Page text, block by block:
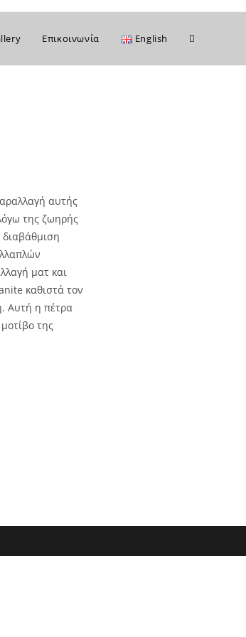
Επικοινωνία English
αυτής
της ζωηρής
ματ και
καθιστά τον
Αυτή η πέτρα
της